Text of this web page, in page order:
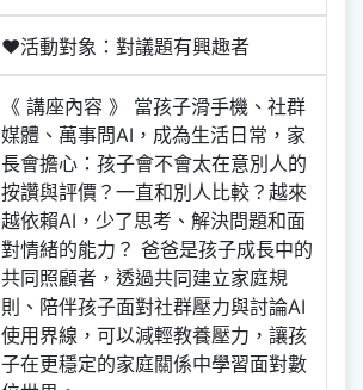
❤活動對象：對議題有興趣者
《 講座內容 》 當孩子滑手機、社群
媒體、萬事問AI，成為生活日常，家
長會擔心：孩子會不會太在意別人的
按讚與評價？一直和別人比較？越來
越依賴AI，少了思考、解決問題和面
對情緒的能力？ 爸爸是孩子成長中的
共同照顧者，透過共同建立家庭規
則、陪伴孩子面對社群壓力與討論AI
使用界線，可以減輕教養壓力，讓孩
子在更穩定的家庭關係中學習面對數